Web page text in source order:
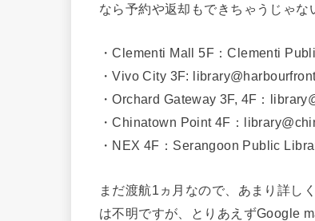
なら予約や返却もできちゃうじゃな
・Clementi Mall 5F：Clementi
・Vivo City 3F:
・Orchard Gateway 3F, 4F：
・Chinatown Point 4F：
・NEX 4F：Serangoon Public
まだ渡航1ヵ月なので、あまり詳し
は不明ですが、とりあえずGoogle